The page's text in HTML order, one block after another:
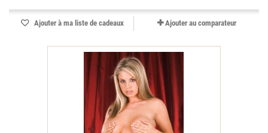
Ajouter à ma liste de cadeaux Ajouter au comparateur